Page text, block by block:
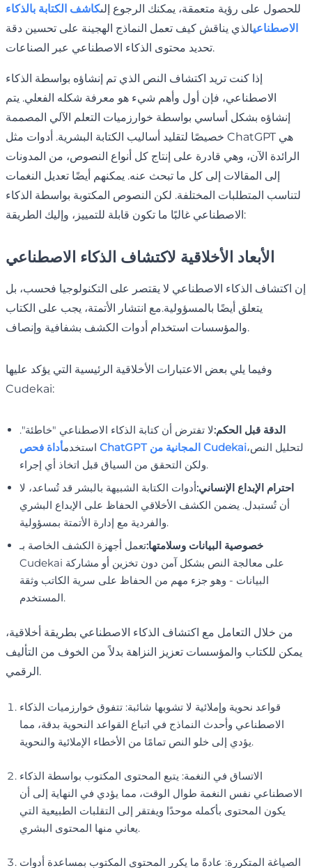
للحصول على رؤية متعمقة، يمكنك الرجوع إلىكاشف الكتابة بالذكاء
الاصطناعيالذي يناقش كيف تعمل النماذج الهجينة على تحسين دقة
تحديد محتوى الذكاء الاصطناعي عبر الصناعات.
إذا كنت تريد اكتشاف النص الذي تم إنشاؤه بواسطة الذكاء
الاصطناعي، فإن أول وأهم شيء هو معرفة شكله الفعلي. يتم
إنشاؤه بشكل أساسي بواسطة خوارزميات التعلم الآلي المصممة
خصيصًا لتقليد أساليب الكتابة البشرية. أدوات مثل ChatGPT هي
الرائدة الآن، وهي قادرة على إنتاج كل أنواع النصوص، من المدونات
إلى المقالات إلى كل ما تبحث عنه. يمكنهم أيضًا تعديل النغمات
لتناسب المتطلبات المختلفة. لكن النصوص المكتوبة بواسطة الذكاء
الاصطناعي غالبًا ما تكون قابلة للتمييز، وإليك الطريقة:
الأبعاد الأخلاقية لاكتشاف الذكاء الاصطناعي
إن اكتشاف الذكاء الاصطناعي لا يقتصر على التكنولوجيا فحسب، بل
يتعلق أيضًا بالمسؤولية.مع انتشار الأتمتة، يجب على الكتاب
والمؤسسات استخدام أدوات الكشف بشفافية وإنصاف.
وفيما يلي بعض الاعتبارات الأخلاقية الرئيسية التي يؤكد عليها
Cudekai:
الدقة قبل الحكم:لا تفترض أن كتابة الذكاء الاصطناعي "خاطئة".
استخدم
أداة فحص ChatGPT المجانية من Cudekaiلتحليل النص،
ولكن التحقق من السياق قبل اتخاذ أي إجراء.
احترام الإبداع الإنساني:أدوات الكتابة الشبيهة بالبشر قد تُساعد، لا
أن تُستبدل. يضمن الكشف الأخلاقي الحفاظ على الإبداع البشري
والفردية مع إدارة الأتمتة بمسؤولية.
خصوصية البيانات وسلامتها:تعمل أجهزة الكشف الخاصة بـ
Cudekai على معالجة النص بشكل آمن دون تخزين أو مشاركة
البيانات - وهو جزء مهم من الحفاظ على سرية الكاتب وثقة
المستخدم.
من خلال التعامل مع اكتشاف الذكاء الاصطناعي بطريقة أخلاقية،
يمكن للكتاب والمؤسسات تعزيز النزاهة بدلاً من الخوف من التأليف
الرقمي.
قواعد نحوية وإملائية لا تشوبها شائبة: تتفوق خوارزميات الذكاء
الاصطناعي وأحدث النماذج في اتباع القواعد النحوية بدقة، مما
يؤدي إلى خلو النص تمامًا من الأخطاء الإملائية والنحوية.
الاتساق في النغمة: يتبع المحتوى المكتوب بواسطة الذكاء
الاصطناعي نفس النغمة طوال الوقت، مما يؤدي في النهاية إلى أن
يكون المحتوى بأكمله موحدًا ويفتقر إلى التقلبات الطبيعية التي
يعاني منها المحتوى البشري.
الصياغة المتكررة: عادةً ما يكرر المحتوى المكتوب بمساعدة أدوات